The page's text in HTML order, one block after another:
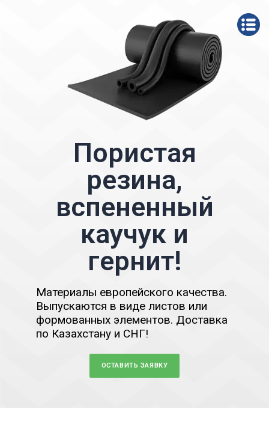
Пористая
резина,
вспененный
каучук и
гернит!
Материалы европейского качества.
Выпускаются в виде листов или
формованных элементов. Доставка
по Казахстану и СНГ!
ОСТАВИТЬ ЗАЯВКУ